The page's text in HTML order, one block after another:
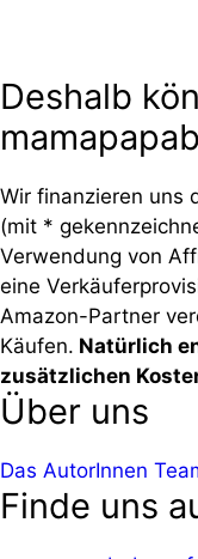
Deshalb
Wir finanzieren uns
(mit *
Verwendung von
eine
Amazon-Partner
Käufen. Natürlich
zusätzlichen
Über uns
Das AutorInnen
Finde uns